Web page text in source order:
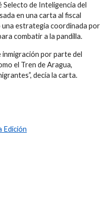
Selecto de Inteligencia del
en una carta al fiscal
estrategia coordinada por
combatir a la pandilla.
inmigración por parte del
el Tren de Aragua,
decía la carta.
Edición